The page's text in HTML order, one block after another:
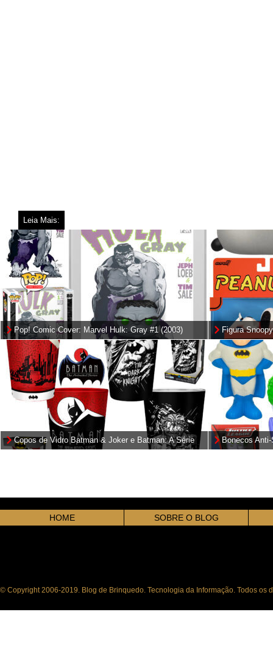
Leia Mais:
Pop! Comic Cover: Marvel Hulk: Gray #1 (2003)
Figura
Acabamento
Copos de Vidro Batman & Joker e Batman: A Série
Animada
Bonecos
Flash,
HOME SOBRE O BLOG
© Copyright 2006-2019. Blog de Brinquedo. Tecnologia da Informação. Todos os